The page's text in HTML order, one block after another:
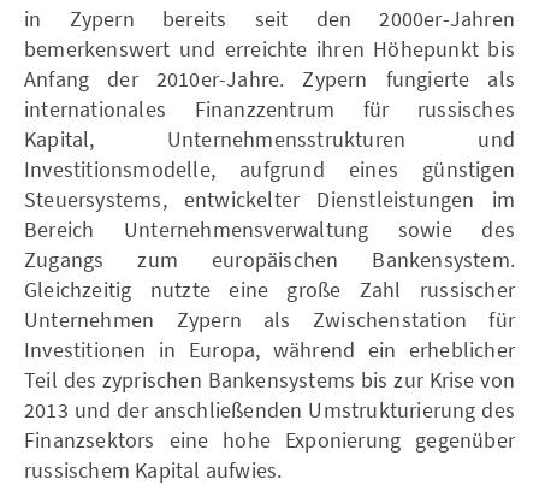
in Zypern bereits seit den 2000er-Jahren
bemerkenswert und erreichte ihren Höhepunkt bis
Anfang der 2010er-Jahre. Zypern fungierte als
internationales Finanzzentrum für russisches
Kapital, Unternehmensstrukturen und
Investitionsmodelle, aufgrund eines günstigen
Steuersystems, entwickelter Dienstleistungen im
Bereich Unternehmensverwaltung sowie des
Zugangs zum europäischen Bankensystem.
Gleichzeitig nutzte eine große Zahl russischer
Unternehmen Zypern als Zwischenstation für
Investitionen in Europa, während ein erheblicher
Teil des zyprischen Bankensystems bis zur Krise von
2013 und der anschließenden Umstrukturierung des
Finanzsektors eine hohe Exponierung gegenüber
russischem Kapital aufwies.